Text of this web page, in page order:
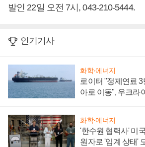
발인 22일 오전 7시, 043-210-5444.
인기기사
화학·에너지
로이터 "정제연료 3
아로 이동", 우크라
화학·에너지
'한수원 협력사' 미
원자로 '임계 상태'